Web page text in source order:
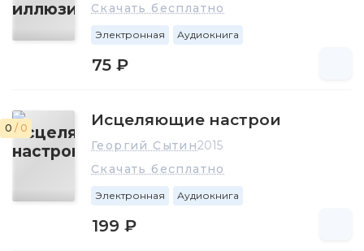
Скачать бесплатно
Электронная Аудиокнига
75 ₽
0 / 0 Исцеляющие настрои
Георгий Сытин2015
Скачать бесплатно
Электронная Аудиокнига
199 ₽